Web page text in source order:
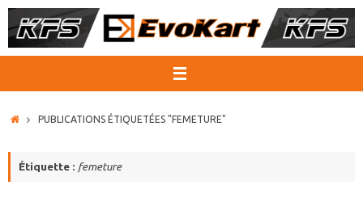
Passer
au
ACCUEIL
PUBLICATIONS ÉTIQUETÉES "FEMETURE"
Étiquette : femeture